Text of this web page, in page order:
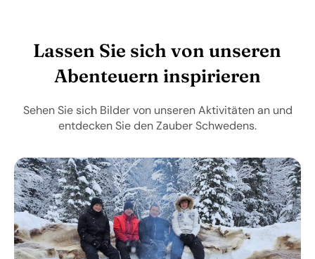
Lassen Sie sich von unseren
Abenteuern inspirieren
Sehen Sie sich Bilder von unseren Aktivitäten an und
entdecken Sie den Zauber Schwedens.